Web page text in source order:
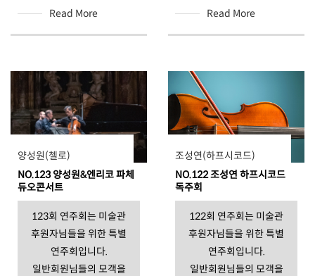
Read More Read More
양성원(첼로)
NO.123 양성원&엔리코 파체
듀오콘서트
123회 연주회는 미술관
후원자님들을 위한 특별
연주회입니다.
일반회원님들의 모객을
조성연(하프시코드)
NO.122 조성연 하프시코드
독주회
122회 연주회는 미술관
후원자님들을 위한 특별
연주회입니다.
일반회원님들의 모객을